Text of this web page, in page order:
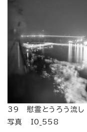
39 慰霊とうろう流し
写真 I0_558